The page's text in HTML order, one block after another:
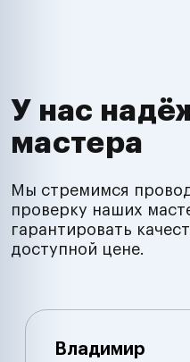
У нас
мастера
Мы стремимся
проверку наших
гарантировать
доступной цене.
Владимир